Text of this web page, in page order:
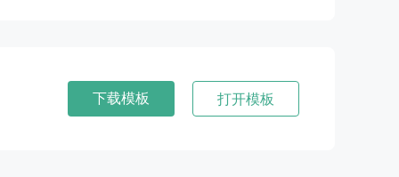
下载模板 打开模板